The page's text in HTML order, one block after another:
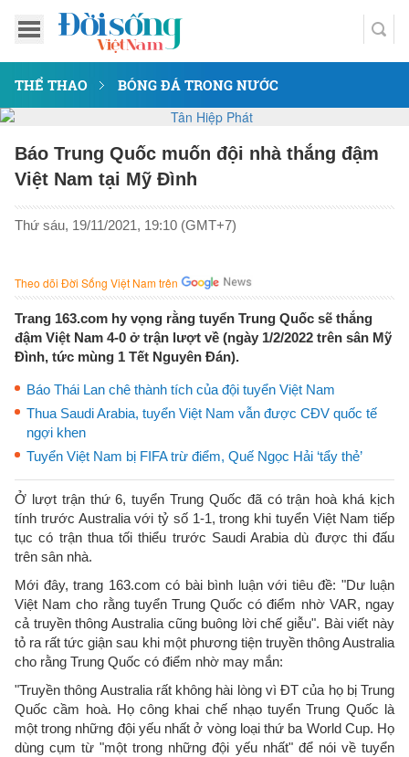
THỂ THAO BÓNG ĐÁ TRONG NƯỚC
Báo Trung Quốc muốn đội nhà thắng đậm
Việt Nam tại Mỹ Đình
Thứ sáu, 19/11/2021, 19:10 (GMT+7)
Theo dõi Đời Sống Việt Nam trên
Trang 163.com hy vọng rằng tuyển Trung Quốc sẽ thắng
đậm Việt Nam 4-0 ở trận lượt về (ngày 1/2/2022 trên sân Mỹ
Đình, tức mùng 1 Tết Nguyên Đán).
Báo Thái Lan chê thành tích của đội tuyển Việt Nam
Thua Saudi Arabia, tuyển Việt Nam vẫn được CĐV quốc tế
ngợi khen
Tuyển Việt Nam bị FIFA trừ điểm, Quế Ngọc Hải ‘tẩy thẻ’
Ở lượt trận thứ 6, tuyển Trung Quốc đã có trận hoà khá kịch
tính trước Australia với tỷ số 1-1, trong khi tuyển Việt Nam tiếp
tục có trận thua tối thiểu trước Saudi Arabia dù được thi đấu
trên sân nhà.
Mới đây, trang 163.com có bài bình luận với tiêu đề: "Dư luận
Việt Nam cho rằng tuyển Trung Quốc có điểm nhờ VAR, ngay
cả truyền thông Australia cũng buông lời chế giễu". Bài viết này
tỏ ra rất tức giận sau khi một phương tiện truyền thông Australia
cho rằng Trung Quốc có điểm nhờ may mắn:
"Truyền thông Australia rất không hài lòng vì ĐT của họ bị Trung
Quốc cầm hoà. Họ công khai chế nhạo tuyển Trung Quốc là
một trong những đội yếu nhất ở vòng loại thứ ba World Cup. Họ
dùng cụm từ "một trong những đội yếu nhất" để nói về tuyển